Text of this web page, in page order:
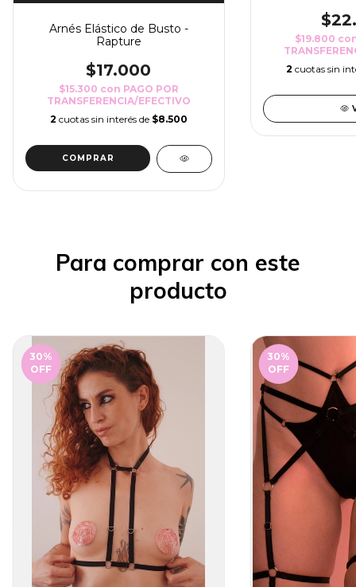
Arnés Elástico de Busto -
Rapture
$17.000
$15.300 con PAGO POR
TRANSFERENCIA/EFECTIVO
2 cuotas sin interés de $8.500
COMPRAR
$19.800
2 cuotas sin
Para comprar con este
producto
30%
OFF
30%
OFF